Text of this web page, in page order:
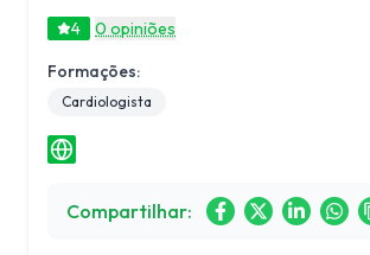
Revistas
Fale Conosco
Entrar
4
0 opiniões
Formações:
Cardiologista
Compartilhar: